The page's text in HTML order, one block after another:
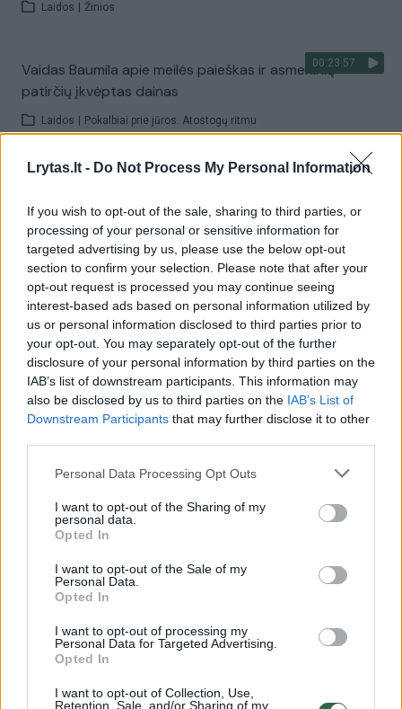
Lrytas.lt - Do Not Process My Personal Information
If you wish to opt-out of the sale, sharing to third parties, or
processing of your personal or sensitive information for
targeted advertising by us, please use the below opt-out
section to confirm your selection. Please note that after your
opt-out request is processed you may continue seeing
interest-based ads based on personal information utilized by
us or personal information disclosed to third parties prior to
your opt-out. You may separately opt-out of the further
disclosure of your personal information by third parties on the
IAB’s list of downstream participants. This information may
also be disclosed by us to third parties on the IAB’s List of
Downstream Participants that may further disclose it to other
Personal Data Processing Opt Outs
I want to opt-out of the Sharing of my
personal data.
Opted In
I want to opt-out of the Sale of my
Personal Data.
Opted In
I want to opt-out of processing my
Personal Data for Targeted Advertising.
Opted In
I want to opt-out of Collection, Use,
Retention, Sale, and/or Sharing of my
Laidos Žinios
00:23:57
Vaidas Baumila apie meilės paieškas ir asmeninių
patirčių įkvėptas dainas
Laidos Pokalbiai prie jūros. Atostogų ritmu
00:00:40
pastebėti virš karinės bazės
Žinios | Pasaulis
Visi įrašai
Žiūrimiausi įrašai
Vaizdai iš tragiškos avarijos Vilniaus r.: dviejų moterų ir
vaiko gyvybių išgelbėti nepavyko
32 laipsnių šilumos
Žinios
V. Zalužno pasisakymą laiko bandymu įsitvirtinti
Ukrainos politikoje: jis yra neteisus